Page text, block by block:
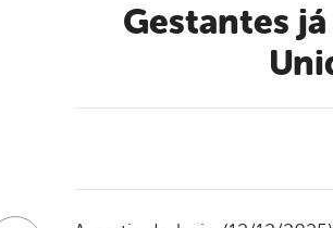
Gestantes já podem receber nova vacina contra VSR nas